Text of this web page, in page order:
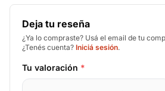
Deja tu reseña
¿Ya lo compraste? Usá el email de tu
¿Tenés cuenta? Iniciá sesión.
Tu valoración *